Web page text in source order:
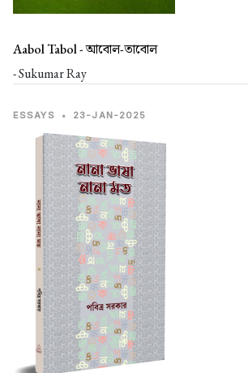
Aabol Tabol -আবোল-তাবোল
- Sukumar Ray
ESSAYS • 23-JAN-2025